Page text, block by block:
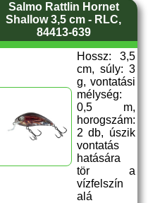
Salmo Rattlin Hornet
Shallow 3,5 cm - RLC,
84413-639
Hossz: 3,5
cm, súly: 3
g, vontatási
mélység:
0,5 m,
horogszám:
2 db, úszik
vontatás
hatására
tör a
vízfelszín
alá